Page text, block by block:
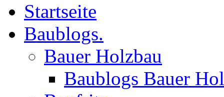
Startseite
Baublogs.
Bauer Holzbau
Baublogs Bauer